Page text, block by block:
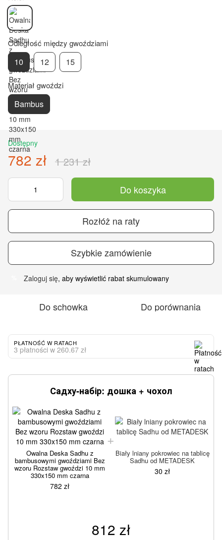
Odległość między gwoździami
10 12 15
Materiał gwoździ
Bambus
Dostępny
782 zł 1 231 zł
Do koszyka
Rozłóż na raty
Szybkie zamówienie
Zaloguj się, aby wyświetlić rabat skumulowany
Do schowka Do porównania
PŁATNOŚĆ W RATACH
3 płatności w 260.67 zł
Садху-набір: дошка + чохол
Owalna Deska Sadhu z
bambusowymi gwoździami Bez
wzoru Rozstaw gwoździ 10 mm
330x150 mm czarna
782 zł
Biały lniany pokrowiec na tablicę
Sadhu od METADESK
30 zł
812 zł